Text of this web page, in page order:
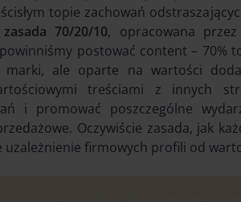
topie zachowań
zasada 70/20/10, opracowana
postować content – 70%
marki, ale oparte na wartości
treściami z innych
i promować poszczególne
Oczywiście zasada, jak
firmowych profili od